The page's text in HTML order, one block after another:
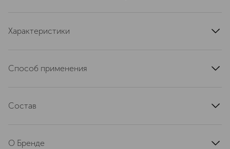
Характеристики
Способ применения
глаз Color Fix Eye Primer высыхает за считанные
Состав
(CI 77891), GLYCERIN, SILICA, LAUROYL LYSINE,
О Бренде